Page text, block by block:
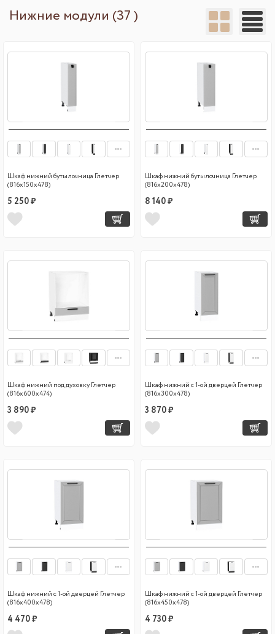
Нижние модули (37 )
Шкаф нижний бутылочница Глетчер
(816х150х478)
5 250 ₽
Шкаф нижний бутылочница Глетчер
(816х200х478)
8 140 ₽
Шкаф нижний под духовку Глетчер
(816х600х474)
3 890 ₽
Шкаф нижний с 1-ой дверцей Глетчер
(816х300х478)
3 870 ₽
Шкаф нижний с 1-ой дверцей Глетчер
(816х400х478)
4 470 ₽
Шкаф нижний с 1-ой дверцей Глетчер
(816х450х478)
4 730 ₽